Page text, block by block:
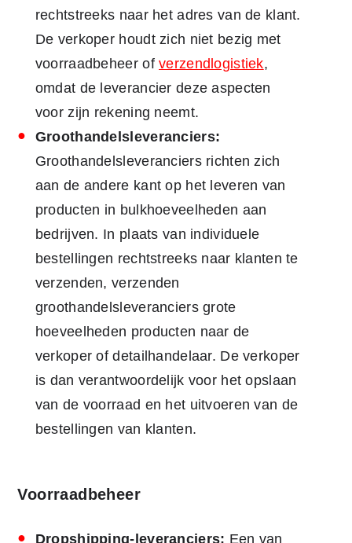
rechtstreeks naar het adres van de klant.
De verkoper houdt zich niet bezig met
voorraadbeheer ofverzendlogistiek,
omdat de leverancier deze aspecten
voor zijn rekening neemt.
Groothandelsleveranciers:
Groothandelsleveranciers richten zich
aan de andere kant op het leveren van
producten in bulkhoeveelheden aan
bedrijven. In plaats van individuele
bestellingen rechtstreeks naar klanten te
verzenden, verzenden
groothandelsleveranciers grote
hoeveelheden producten naar de
verkoper of detailhandelaar. De verkoper
is dan verantwoordelijk voor het opslaan
van de voorraad en het uitvoeren van de
bestellingen van klanten.
Voorraadbeheer
Dropshipping-leveranciers: Een van